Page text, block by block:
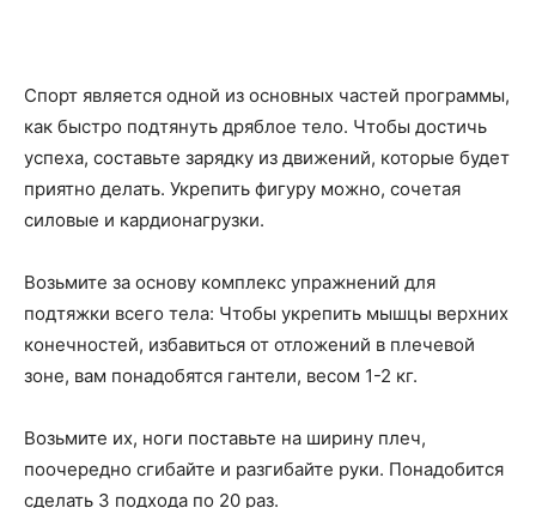
Спорт является одной из основных частей программы,
как быстро подтянуть дряблое тело. Чтобы достичь
успеха, составьте зарядку из движений, которые будет
приятно делать. Укрепить фигуру можно, сочетая
силовые и кардионагрузки.
Возьмите за основу комплекс упражнений для
подтяжки всего тела: Чтобы укрепить мышцы верхних
конечностей, избавиться от отложений в плечевой
зоне, вам понадобятся гантели, весом 1-2 кг.
Возьмите их, ноги поставьте на ширину плеч,
поочередно сгибайте и разгибайте руки. Понадобится
сделать 3 подхода по 20 раз.